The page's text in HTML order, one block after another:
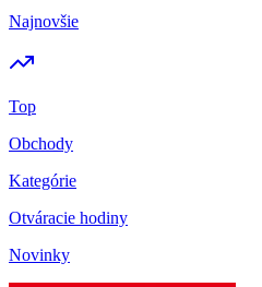
Najnovšie
Top
Obchody
Kategórie
Otváracie hodiny
Novinky